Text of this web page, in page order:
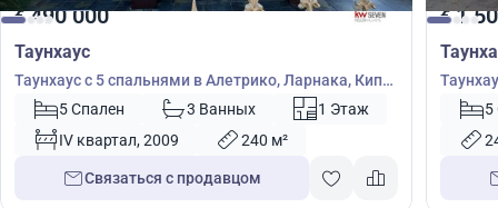
€490 000
Таунхаус
Таунхаус с 5 спальнями в Алетрико, Ларнака, Кипр
№ 406255 Спален 3 Ванных
1 Этаж
IV квартал, 2009
240 м²
Связаться с продавцом
€1
№
5